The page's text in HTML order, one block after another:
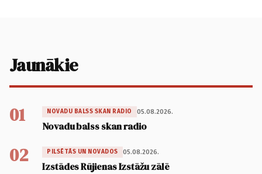
Jaunākie
01 NOVADU BALSS SKAN RADIO 05.08.2026.
Novadu balss skan radio
02 PILSĒTĀS UN NOVADOS 05.08.2026.
Izstādes Rūjienas Izstāžu zālē